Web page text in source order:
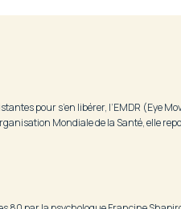
pour s’en libérer, l’EMDR (Eye
Mondiale de la Santé, elle